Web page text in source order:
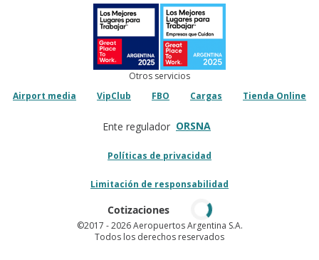
Otros servicios
Airport media
VipClub FBO Cargas Tienda Online
Ente regulador ORSNA
Políticas de privacidad
Limitación de responsabilidad
Cotizaciones
©2017 - 2026 Aeropuertos Argentina S.A.
Todos los derechos reservados